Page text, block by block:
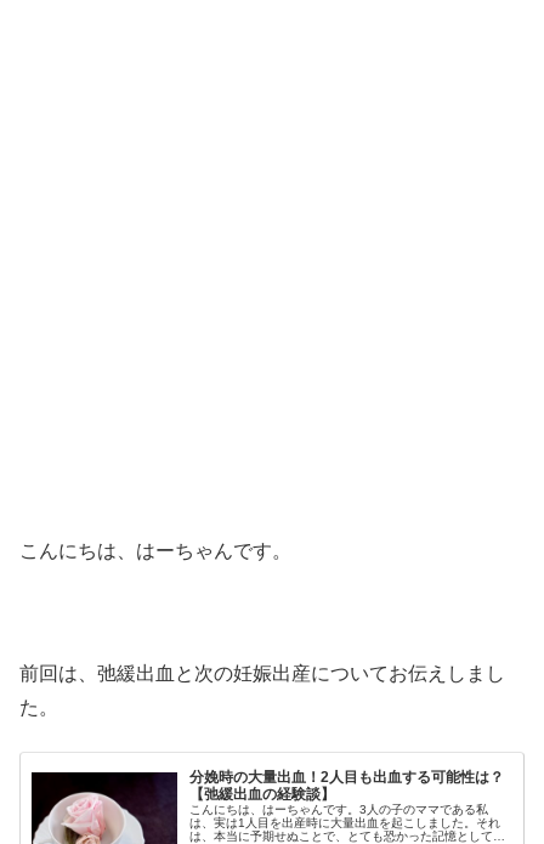
こんにちは、はーちゃんです。
前回は、弛緩出血と次の妊娠出産についてお伝えしまし
た。
分娩時の大量出血！2人目も出血する可能性は？
【弛緩出血の経験談】
こんにちは、はーちゃんです。3人の子のママである私
は、実は1人目を出産時に大量出血を起こしました。それ
は、本当に予期せぬことで、とても恐かった記憶として私